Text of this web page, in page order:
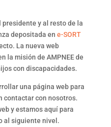
presidente y al resto de la
depositada en e-SORT
La nueva web
la misión de AMPNEE de
con discapacidades.
una página web para
contactar con nosotros.
y estamos aquí para
al siguiente nivel.